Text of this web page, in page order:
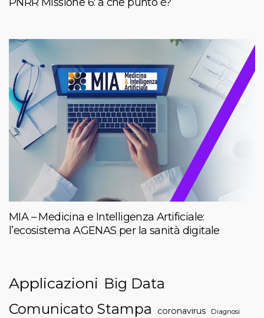
MIA – Medicina e Intelligenza Artificiale:
l’ecosistema AGENAS per la sanità digitale
Applicazioni Big Data
Comunicato Stampa
coronavirus Diagnosi